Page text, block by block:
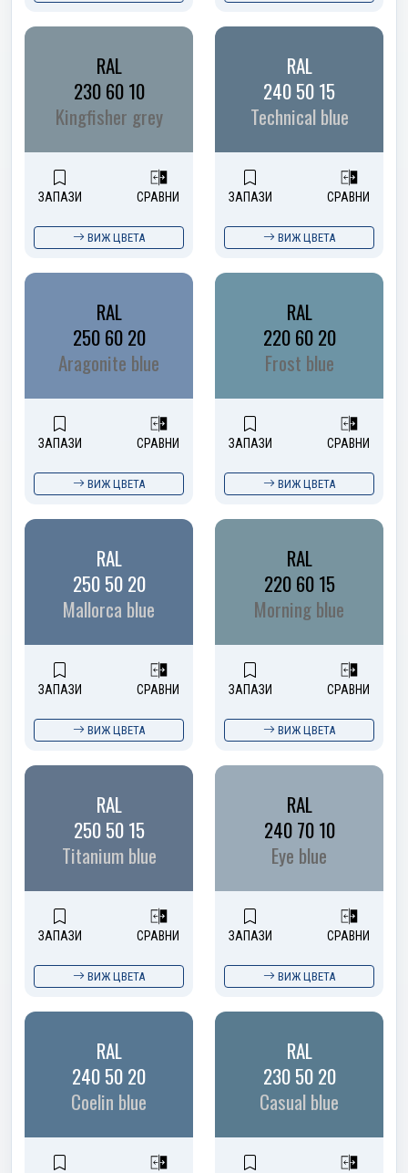
RAL
230 60 10
Kingfisher grey
ЗАПАЗИ СРАВНИ
ВИЖ ЦВЕТА
RAL
240 50 15
Technical blue
ЗАПАЗИ СРАВНИ
ВИЖ ЦВЕТА
RAL
250 60 20
Aragonite blue
ЗАПАЗИ СРАВНИ
ВИЖ ЦВЕТА
RAL
220 60 20
Frost blue
ЗАПАЗИ СРАВНИ
ВИЖ ЦВЕТА
RAL
250 50 20
Mallorca blue
ЗАПАЗИ СРАВНИ
ВИЖ ЦВЕТА
RAL
220 60 15
Morning blue
ЗАПАЗИ СРАВНИ
ВИЖ ЦВЕТА
RAL
250 50 15
Titanium blue
ЗАПАЗИ СРАВНИ
ВИЖ ЦВЕТА
RAL
240 70 10
Eye blue
ЗАПАЗИ СРАВНИ
ВИЖ ЦВЕТА
RAL
240 50 20
Coelin blue
RAL
230 50 20
Casual blue